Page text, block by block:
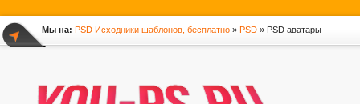
Мы на: PSD Исходники шаблонов, бесплатно » PSD » PSD аватары